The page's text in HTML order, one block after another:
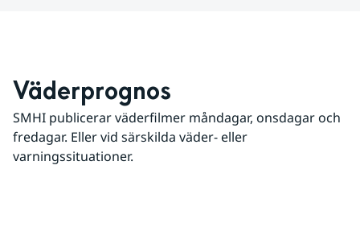
Väderprognos
SMHI publicerar väderfilmer måndagar, onsdagar och
fredagar. Eller vid särskilda väder- eller
varningssituationer.